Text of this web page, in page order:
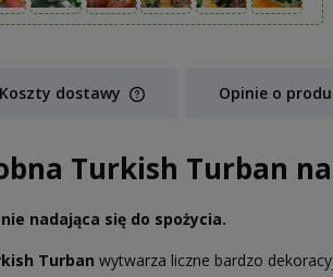
Koszty dostawy
płatności
Opinie o
Turkish Turban
nadająca się do spożycia.
Turban wytwarza liczne bardzo